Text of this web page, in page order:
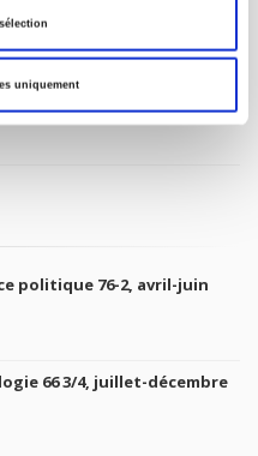
uniquement
politique 76-2, avril-juin
66 3/4, juillet-décembre